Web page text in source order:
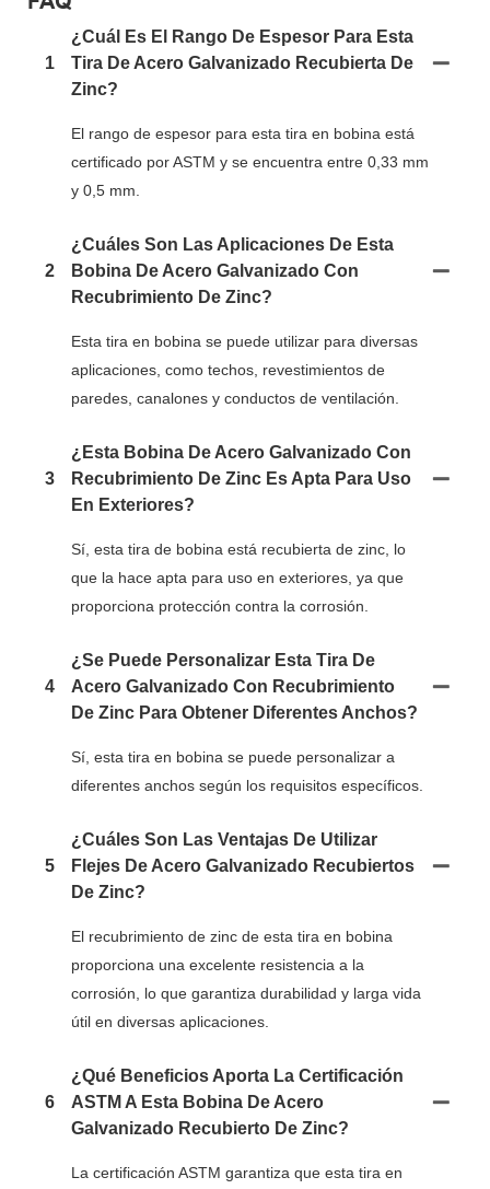
1
¿Cuál Es El Rango De Espesor Para Esta
Tira De Acero Galvanizado Recubierta De
Zinc?
El rango de espesor para esta tira en bobina está
certificado por ASTM y se encuentra entre 0,33 mm
y 0,5 mm.
2
¿Cuáles Son Las Aplicaciones De Esta
Bobina De Acero Galvanizado Con
Recubrimiento De Zinc?
Esta tira en bobina se puede utilizar para diversas
aplicaciones, como techos, revestimientos de
paredes, canalones y conductos de ventilación.
3
¿Esta Bobina De Acero Galvanizado Con
Recubrimiento De Zinc Es Apta Para Uso
En Exteriores?
Sí, esta tira de bobina está recubierta de zinc, lo
que la hace apta para uso en exteriores, ya que
proporciona protección contra la corrosión.
4
¿Se Puede Personalizar Esta Tira De
Acero Galvanizado Con Recubrimiento
De Zinc Para Obtener Diferentes Anchos?
Sí, esta tira en bobina se puede personalizar a
diferentes anchos según los requisitos específicos.
5
¿Cuáles Son Las Ventajas De Utilizar
Flejes De Acero Galvanizado Recubiertos
De Zinc?
El recubrimiento de zinc de esta tira en bobina
proporciona una excelente resistencia a la
corrosión, lo que garantiza durabilidad y larga vida
útil en diversas aplicaciones.
6
¿Qué Beneficios Aporta La Certificación
ASTM A Esta Bobina De Acero
Galvanizado Recubierto De Zinc?
La certificación ASTM garantiza que esta tira en